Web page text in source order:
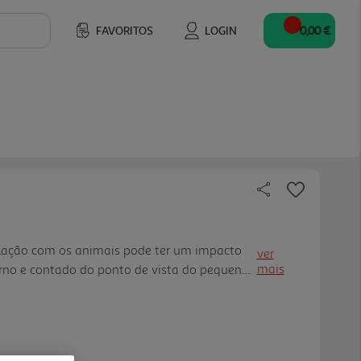
FAVORITOS LOGIN 0,00 €
com os animais pode ter um impacto
e contado do ponto de vista do pequeno
se com a narrativa; História na
desempenhos muito interessantes."
ver
mais